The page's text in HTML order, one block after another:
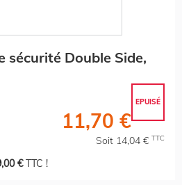
sécurité Double Side,
EPUISÉ
11,70 €
Soit 14,04 € TTC
€TTC !